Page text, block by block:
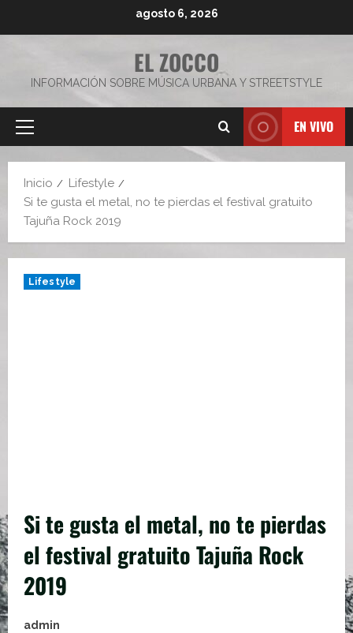
agosto 6, 2026
EL ZOCCO
INFORMACIÓN SOBRE MÚSICA URBANA Y STREETSTYLE
Menú
EN VIVO
Inicio
Lifestyle
Si te gusta el metal, no te pierdas el festival gratuito
Tajuña Rock 2019
Lifestyle
Si te gusta el metal, no te pierdas
el festival gratuito Tajuña Rock
2019
admin